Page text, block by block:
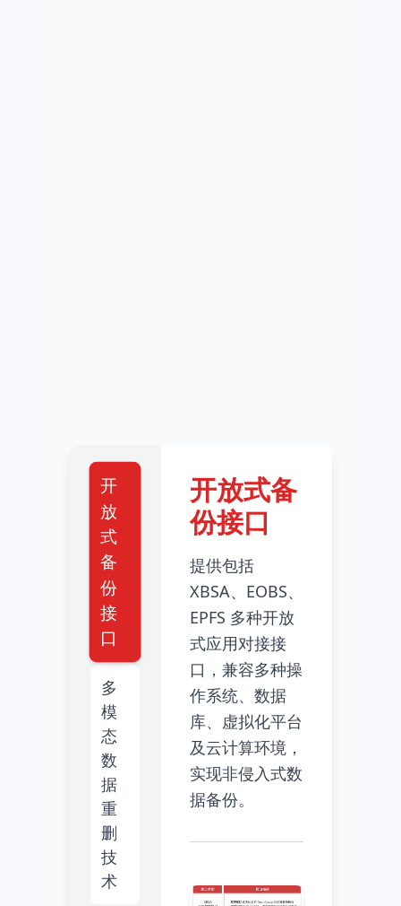
开
放
式
备
份
接
口
多
模
态
数
据
重
删
技
术
开放式备
份接口
提供包括
XBSA、EOBS、
EPFS 多种开放
式应用对接接
口，兼容多种操
作系统、数据
库、虚拟化平台
及云计算环境，
实现非侵入式数
据备份。